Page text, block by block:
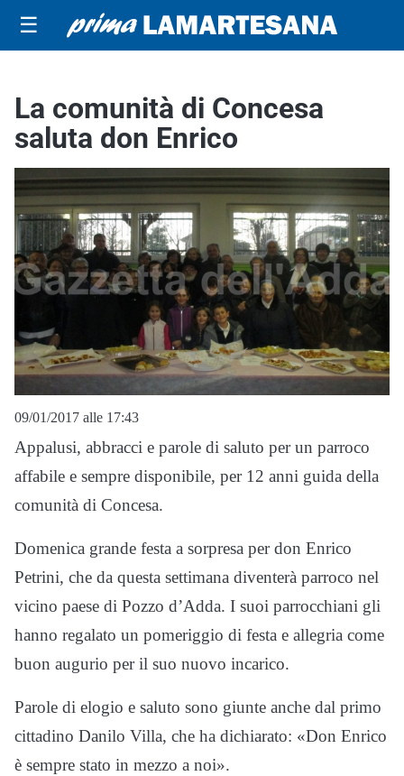
☰
La comunità di Concesa
saluta don Enrico
09/01/2017 alle 17:43
Appalusi, abbracci e parole di saluto per un parroco
affabile e sempre disponibile, per 12 anni guida della
comunità di Concesa.
Domenica grande festa a sorpresa per don Enrico
Petrini, che da questa settimana diventerà parroco nel
vicino paese di Pozzo d’Adda. I suoi parrocchiani gli
hanno regalato un pomeriggio di festa e allegria come
buon augurio per il suo nuovo incarico.
Parole di elogio e saluto sono giunte anche dal primo
cittadino Danilo Villa, che ha dichiarato: «Don Enrico
è sempre stato in mezzo a noi».